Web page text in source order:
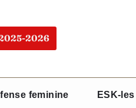
2026
feminine ESK-